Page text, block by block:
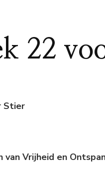
22
Stier
Vrijheid en